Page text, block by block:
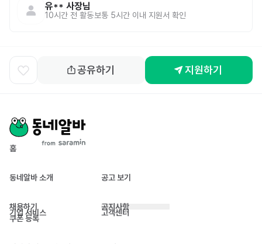
유** 사장님
10시간 전 활동보통 5시간 이내 지원서 확인
공유하기 지원하기
홈
동네알바 소개 공고 보기
채용하기
기업 서비스
쿠폰 등록
공지사항
고객센터